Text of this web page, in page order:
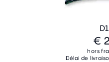
€
hors
Délai de